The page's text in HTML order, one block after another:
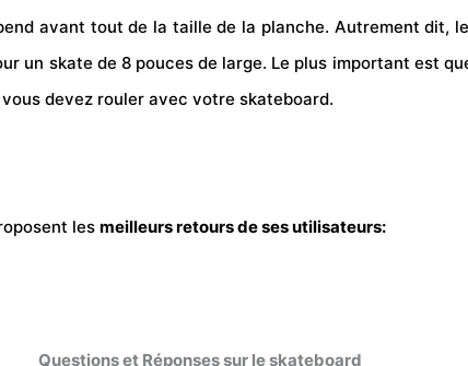
avant tout de la taille de la planche. Autrement dit,
un skate de 8 pouces de large. Le plus important est
devez rouler avec votre skateboard.
les meilleurs retours de ses utilisateurs:
Questions et Réponses sur le skateboard